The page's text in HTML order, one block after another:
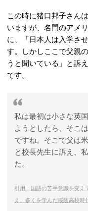
この時に猪口邦子さん
いますが、名門のアメ
に、「日本人は入学さ
す。しかしここで父親
うと聞いている」と訴
です。
私は最初は小さな英
ようとしたら、そこ
ですね。そこで父は
と校長先生に訴え、
た。
引用：国語の苦手意識を変
え、多くを学んだ桜蔭高校時